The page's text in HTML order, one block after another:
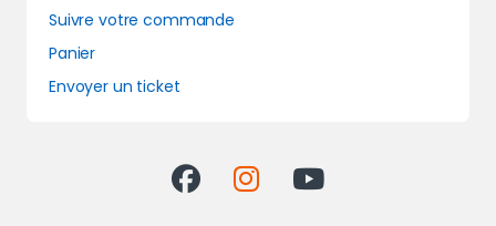
Suivre votre commande
Panier
Envoyer un ticket